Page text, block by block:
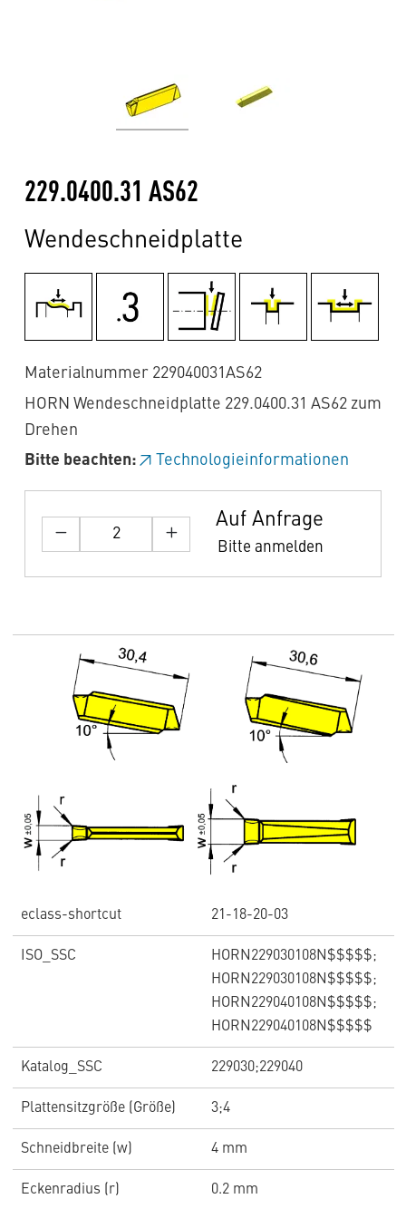
229.0400.31 AS62
Wendeschneidplatte
Materialnummer 229040031AS62
HORN Wendeschneidplatte 229.0400.31 AS62 zum
Drehen
Bitte beachten:
Technologieinformationen
Auf Anfrage
Bitte anmelden
eclass-shortcut 21-18-20-03
ISO_SSC
HORN229030108N$$$$$;
HORN229030108N$$$$$;
HORN229040108N$$$$$;
HORN229040108N$$$$$
Katalog_SSC 229030;229040
Plattensitzgröße (Größe) 3;4
Schneidbreite (w) 4 mm
Eckenradius (r) 0.2 mm